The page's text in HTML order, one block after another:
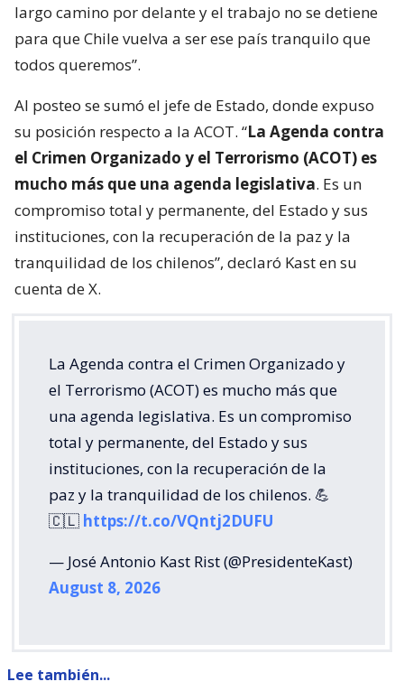
largo camino por delante y el trabajo no se detiene
para que Chile vuelva a ser ese país tranquilo que
todos queremos”.
Al posteo se sumó el jefe de Estado, donde expuso
su posición respecto a la ACOT. “La Agenda contra
el Crimen Organizado y el Terrorismo (ACOT) es
mucho más que una agenda legislativa. Es un
compromiso total y permanente, del Estado y sus
instituciones, con la recuperación de la paz y la
tranquilidad de los chilenos”, declaró Kast en su
cuenta de X.
La Agenda contra el Crimen Organizado y
el Terrorismo (ACOT) es mucho más que
una agenda legislativa. Es un compromiso
total y permanente, del Estado y sus
instituciones, con la recuperación de la
paz y la tranquilidad de los chilenos. 💪
🇨🇱 https://t.co/VQntj2DUFU
— José Antonio Kast Rist (@PresidenteKast)
August 8, 2026
Lee también...